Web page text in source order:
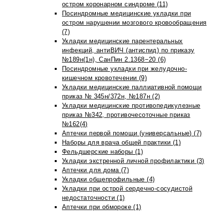
остром коронарном синдроме (11)
Посиндромные медицинские укладки при
остром нарушении мозгового кровообращения
(7)
Укладки медицинские парентеральных
инфекций, антиВИЧ (антиспид) по приказу
№189н(1н), СанПин 2.1368−20 (6)
Посиндромные укладки при желудочно-
кишечном кровотечении (9)
Укладки медицинские паллиативной помощи
приказ № 345н/372н, №187н (2)
Укладки медицинские противопедикулезные
приказ №342, противочесоточные приказ
№162(4)
Аптечки первой помощи (универсальные) (7)
Наборы для врача общей практики (1)
Фельдшерские наборы (1)
Укладки экстренной личной профилактики (3)
Аптечки для дома (7)
Укладки общепрофильные (4)
Укладки при острой сердечно-сосудистой
недостаточности (1)
Аптечки при обмороке (1)